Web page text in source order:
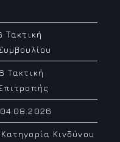
Τακτική
Τακτική
Κινδύνου